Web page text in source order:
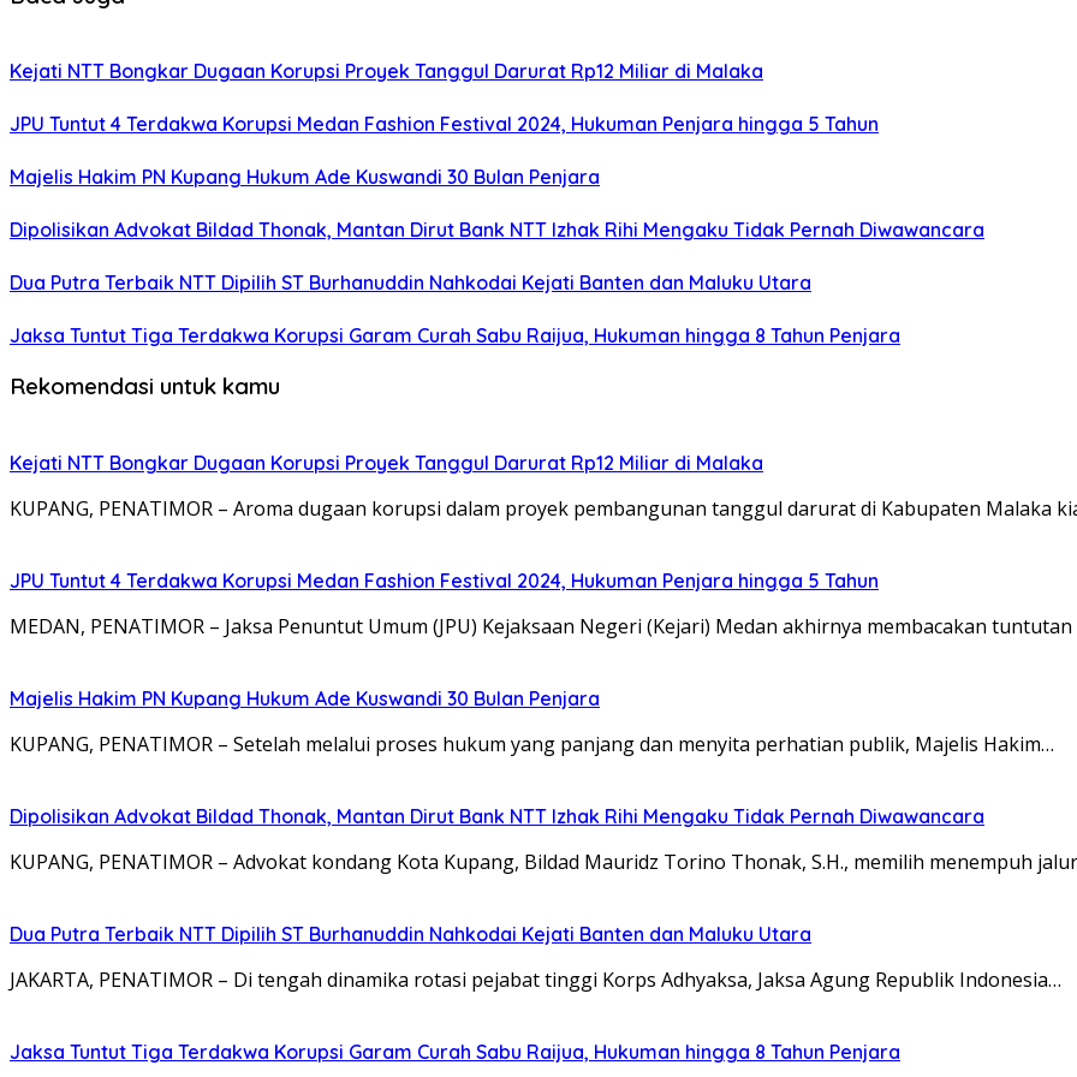
Kejati NTT Bongkar Dugaan Korupsi Proyek Tanggul Darurat Rp12 Miliar di Malaka
JPU Tuntut 4 Terdakwa Korupsi Medan Fashion Festival 2024, Hukuman Penjara hingga 5 Tahun
Majelis Hakim PN Kupang Hukum Ade Kuswandi 30 Bulan Penjara
Dipolisikan Advokat Bildad Thonak, Mantan Dirut Bank NTT Izhak Rihi Mengaku Tidak Pernah Diwawancara
Dua Putra Terbaik NTT Dipilih ST Burhanuddin Nahkodai Kejati Banten dan Maluku Utara
Jaksa Tuntut Tiga Terdakwa Korupsi Garam Curah Sabu Raijua, Hukuman hingga 8 Tahun Penjara
Rekomendasi untuk kamu
Kejati NTT Bongkar Dugaan Korupsi Proyek Tanggul Darurat Rp12 Miliar di Malaka
KUPANG, PENATIMOR – Aroma dugaan korupsi dalam proyek pembangunan tanggul darurat di Kabupaten Malaka
JPU Tuntut 4 Terdakwa Korupsi Medan Fashion Festival 2024, Hukuman Penjara hingga 5 Tahun
MEDAN, PENATIMOR – Jaksa Penuntut Umum (JPU) Kejaksaan Negeri (Kejari) Medan akhirnya membacakan
Majelis Hakim PN Kupang Hukum Ade Kuswandi 30 Bulan Penjara
KUPANG, PENATIMOR – Setelah melalui proses hukum yang panjang dan menyita perhatian publik, Majelis Hakim…
Dipolisikan Advokat Bildad Thonak, Mantan Dirut Bank NTT Izhak Rihi Mengaku Tidak Pernah Diwawancara
KUPANG, PENATIMOR – Advokat kondang Kota Kupang, Bildad Mauridz Torino Thonak, S.H., memilih menempuh
Dua Putra Terbaik NTT Dipilih ST Burhanuddin Nahkodai Kejati Banten dan Maluku Utara
JAKARTA, PENATIMOR – Di tengah dinamika rotasi pejabat tinggi Korps Adhyaksa, Jaksa Agung Republik Indonesia…
Jaksa Tuntut Tiga Terdakwa Korupsi Garam Curah Sabu Raijua, Hukuman hingga 8 Tahun Penjara